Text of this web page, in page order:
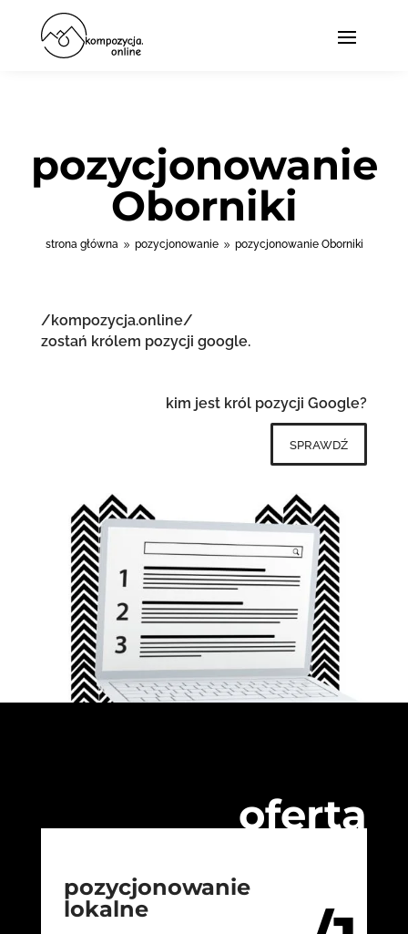
pozycjonowanie
Oborniki
strona główna 9 pozycjonowanie 9 pozycjonowanie Oborniki
/kompozycja.online/
zostań królem pozycji google.
kim jest król pozycji Google?
sprawdź
oferta
pozycjonowanie
lokalne